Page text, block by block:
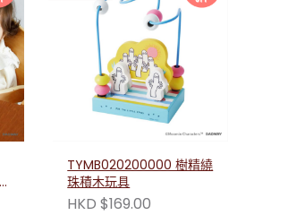
TYMB020200000 樹精繞
珠積木玩具
HKD $169.00